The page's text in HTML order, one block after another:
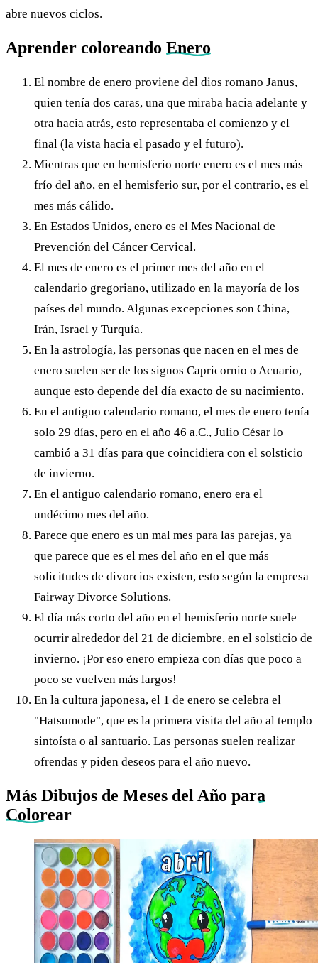
abre nuevos ciclos.
Aprender coloreando Enero
El nombre de enero proviene del dios romano Janus,
quien tenía dos caras, una que miraba hacia adelante y
otra hacia atrás, esto representaba el comienzo y el
final (la vista hacia el pasado y el futuro).
Mientras que en hemisferio norte enero es el mes más
frío del año, en el hemisferio sur, por el contrario, es el
mes más cálido.
En Estados Unidos, enero es el Mes Nacional de
Prevención del Cáncer Cervical.
El mes de enero es el primer mes del año en el
calendario gregoriano, utilizado en la mayoría de los
países del mundo. Algunas excepciones son China,
Irán, Israel y Turquía.
En la astrología, las personas que nacen en el mes de
enero suelen ser de los signos Capricornio o Acuario,
aunque esto depende del día exacto de su nacimiento.
En el antiguo calendario romano, el mes de enero tenía
solo 29 días, pero en el año 46 a.C., Julio César lo
cambió a 31 días para que coincidiera con el solsticio
de invierno.
En el antiguo calendario romano, enero era el
undécimo mes del año.
Parece que enero es un mal mes para las parejas, ya
que parece que es el mes del año en el que más
solicitudes de divorcios existen, esto según la empresa
Fairway Divorce Solutions.
El día más corto del año en el hemisferio norte suele
ocurrir alrededor del 21 de diciembre, en el solsticio de
invierno. ¡Por eso enero empieza con días que poco a
poco se vuelven más largos!
En la cultura japonesa, el 1 de enero se celebra el
"Hatsumode", que es la primera visita del año al templo
sintoísta o al santuario. Las personas suelen realizar
ofrendas y piden deseos para el año nuevo.
Más Dibujos de Meses del Año para
Colorear